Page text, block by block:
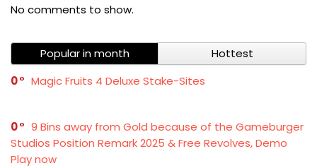
No comments to show.
Popular in month
Hottest
0
Magic Fruits 4 Deluxe Stake-Sites
0
9 Bins away from Gold because of the Gameburger
Studios Position Remark 2025 & Free Revolves, Demo
Play now